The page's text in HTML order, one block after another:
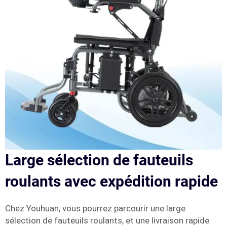
Large sélection de fauteuils
roulants avec expédition rapide
Chez Youhuan, vous pourrez parcourir une large
sélection de fauteuils roulants, et une livraison rapide